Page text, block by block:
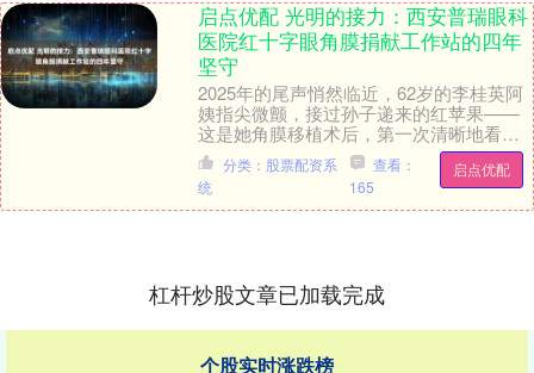
启点优配 光明的接力：西安普瑞眼科
医院红十字眼角膜捐献工作站的四年
坚守
2025年的尾声悄然临近，62岁的李桂英阿
姨指尖微颤，接过孙子递来的红苹果——
这是她角膜移植术后，第一次清晰地看见
水果表皮细腻的纹理。“原来苹果皮上有这
么多小斑....
启点优配
分类：股票配资系
统
查看：
165
杠杆炒股文章已加载完成
个股实时涨跌榜